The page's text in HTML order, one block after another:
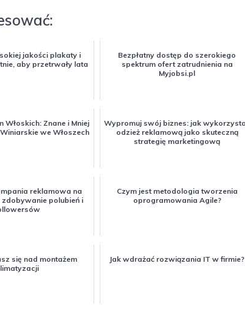
jakości plakaty i
aby przetrwały lata
Bezpłatny dostęp do szerokiego
spektrum ofert zatrudnienia na
Myjobsi.pl
Włoskich: Znane i Mniej
we Włoszech
Wypromuj swój biznes: jak
odzież reklamową jako skuteczną
strategię marketingową
reklamowa na
polubień i
Czym jest metodologia tworzenia
oprogramowania Agile?
się nad montażem
Jak wdrażać rozwiązania IT w firmie?